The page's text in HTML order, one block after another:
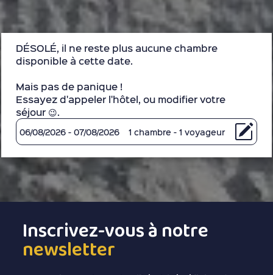
DÉSOLÉ, il ne reste plus aucune chambre
disponible à cette date.
Mais pas de panique !
Essayez d'appeler l'hôtel, ou modifier votre
séjour 😉.
06/08/2026 - 07/08/2026 1 chambre - 1 voyageur
Inscrivez-vous à notre
newsletter